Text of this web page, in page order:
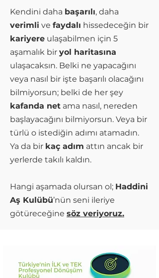
Kendini daha başarılı, daha
verimli ve faydalı hissedeceğin bir
kariyere ulaşabilmen için 5
aşamalık bir yol haritasına
ulaşacaksın. Belki ne yapacağını
veya nasıl bir işte başarılı olacağını
bilmiyorsun; belki de her şey
kafanda net ama nasıl, nereden
başlayacağını bilmiyorsun. Veya bir
türlü o istediğin adımı atamadın.
Ya da bir kaç adım attın ancak bir
yerlerde takılı kaldın.
Hangi aşamada olursan ol; Haddini
Aş Kulübü’nün seni ileriye
götüreceğine söz veriyoruz.